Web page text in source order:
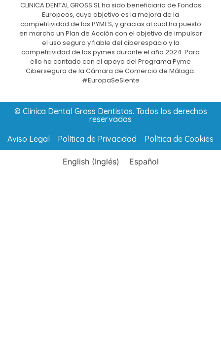
CLINICA DENTAL GROSS SL ha sido beneficiaria de Fondos
Europeos, cuyo objetivo es la mejora de la
competitividad de las PYMES, y gracias al cual ha puesto
en marcha un Plan de Acción con el objetivo de impulsar
el uso seguro y fiable del ciberespacio y la
competitividad de las pymes durante el año 2024. Para
ello ha contado con el apoyo del Programa Pyme
Cibersegura de la Cámara de Comercio de Málaga.
#EuropaSeSiente
© Clínica Dental Gross Dentistas. Todos los derechos
reservados
Aviso Legal
Política de Privacidad Política de Cookies
English(Inglés) Español